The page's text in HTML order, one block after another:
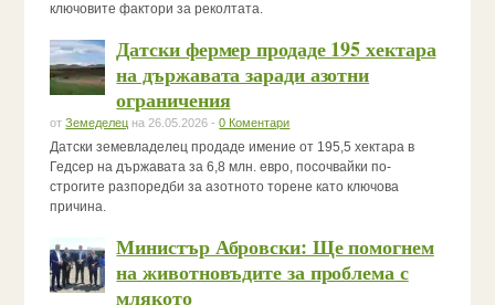
ключовите фактори за реколтата.
Датски фермер продаде 195 хектара
на държавата заради азотни
ограничения
отЗемеделец на 26.05.2026 -0 Коментари
Датски земевладелец продаде имение от 195,5 хектара в
Гедсер на държавата за 6,8 млн. евро, посочвайки по-
строгите разпоредби за азотното торене като ключова
причина.
Министър Абровски: Ще помогнем
на животновъдите за проблема с
млякото